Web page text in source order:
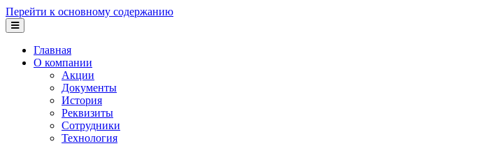
Перейти к основному содержанию
Главная
О компании
Акции
Документы
История
Реквизиты
Сотрудники
Технология